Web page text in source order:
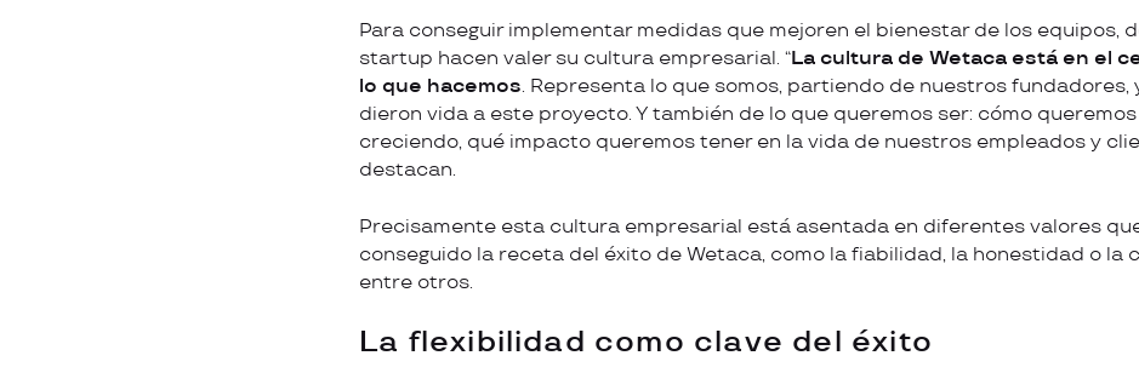
Para conseguir implementar medidas que mejoren el bienestar de los equipos,
startup hacen valer su cultura empresarial. “La cultura de Wetaca está en el
lo que hacemos. Representa lo que somos, partiendo de nuestros fundadores,
dieron vida a este proyecto. Y también de lo que queremos ser: cómo
creciendo, qué impacto queremos tener en la vida de nuestros empleados y
destacan.
Precisamente esta cultura empresarial está asentada en diferentes valores
conseguido la receta del éxito de Wetaca, como la fiabilidad, la honestidad o la
entre otros.
La flexibilidad como clave del éxito